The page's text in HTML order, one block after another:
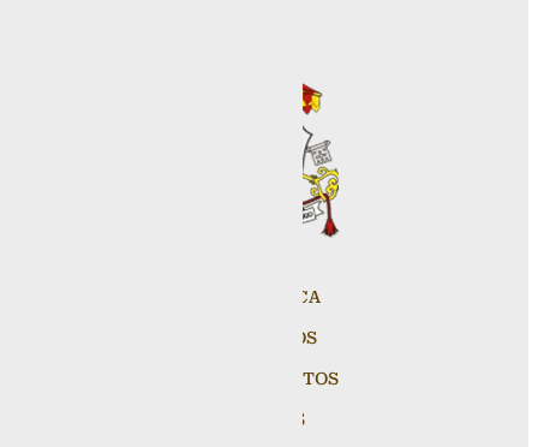
A BASÍLICA
HORÁRIOS
SACRAMENTOS
FRADES